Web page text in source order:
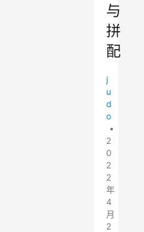
与
拼
配
j
u
d
o
•
2
0
2
2
年
4
月
2